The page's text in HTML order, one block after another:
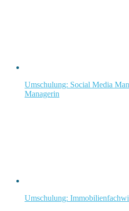
Umschulung: Social Media
Managerin
Umschulung: